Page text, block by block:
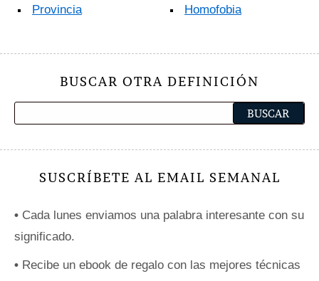
Provincia Homofobia
BUSCAR OTRA DEFINICIÓN
SUSCRÍBETE AL EMAIL SEMANAL
• Cada lunes enviamos una palabra interesante con su
significado.
• Recibe un ebook de regalo con las mejores técnicas